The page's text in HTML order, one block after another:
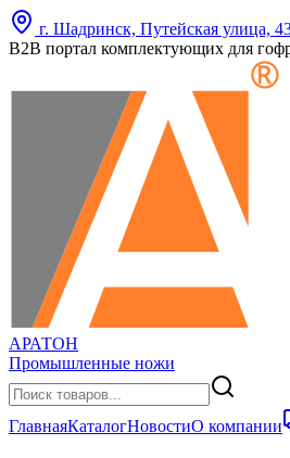
г. Шадринск, Путейская улица,
B2B портал комплектующих для
АРАТОН
Промышленные ножи
ГлавнаяКаталогНовостиО компании